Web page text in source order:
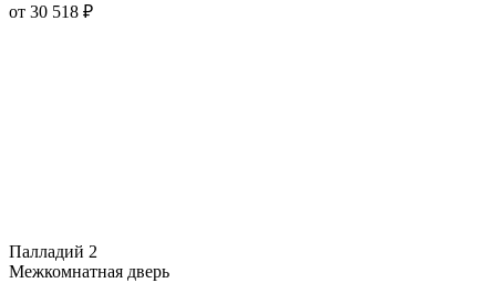
от 30 518 ₽
Палладий 2
Межкомнатная дверь